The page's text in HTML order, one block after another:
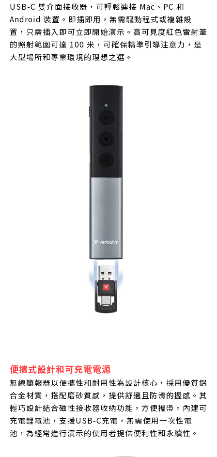
USB-C 雙介面接收器，可輕鬆連接 Mac、PC 和
Android 裝置。即插即用，無需驅動程式或複雜設
置，只需插入即可立即開始演示。高可見度紅色雷射筆
的照射範圍可達 100 米，可確保精準引導注意力，是
大型場所和專業環境的理想之選。
便攜式設計和可充電電源
無線簡報器以便攜性和耐用性為設計核心，採用優質鋁
合金材質，搭配磨砂質感，提供舒適且防滑的握感。其
輕巧設計結合磁性接收器收納功能，方便攜帶。內建可
充電鋰電池，支援USB-C充電，無需使用一次性電
池，為經常進行演示的使用者提供便利性和永續性。